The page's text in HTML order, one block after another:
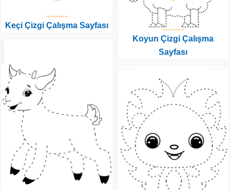
Keçi Çizgi Çalışma Sayfası
Koyun Çizgi Çalışma
Sayfası